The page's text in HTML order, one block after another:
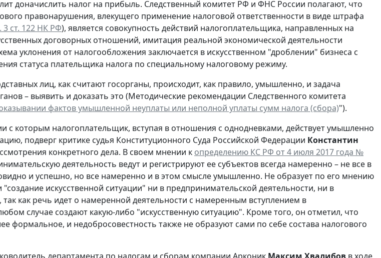
доначислить налог на прибыль. Следственный комитет РФ и ФНС России полагают, что
правонарушения, влекущего применение налоговой ответственности в виде штрафа
3 ст. 122 НК РФ), является совокупность действий налогоплательщика, направленных на
договорных отношений, имитация реальной экономической деятельности
уклонения от налогообложения заключается в искусственном "дроблении" бизнеса с
статуса плательщика налога по специальному налоговому режиму.
лиц, как считают госорганы, происходит, как правило, умышленно, и задача
– выявить и доказать это (Методические рекомендации Следственного комитета
фактов умышленной неуплаты или неполной уплаты сумм налога (сбора)").
с которым налогоплательщик, вступая в отношения с однодневками, действует умышленно
подверг критике судья Конституционного Суда Российской Федерации Константин
конкретного дела. В своем мнении к определению КС РФ от 4 июля 2017 года №
деятельность ведут и регистрируют ее субъектов всегда намеренно – не все в
и успешно, но все намеренно и в этом смысле умышленно. Не образует по его мнению
искусственной ситуации" ни в предпринимательской деятельности, ни в
как речь идет о намеренной деятельности с намеренным вступлением в
случае создают какую-либо "искусственную ситуацию". Кроме того, он отметил, что
формальное, и недобросовестность также не образуют сами по себе состава налогового